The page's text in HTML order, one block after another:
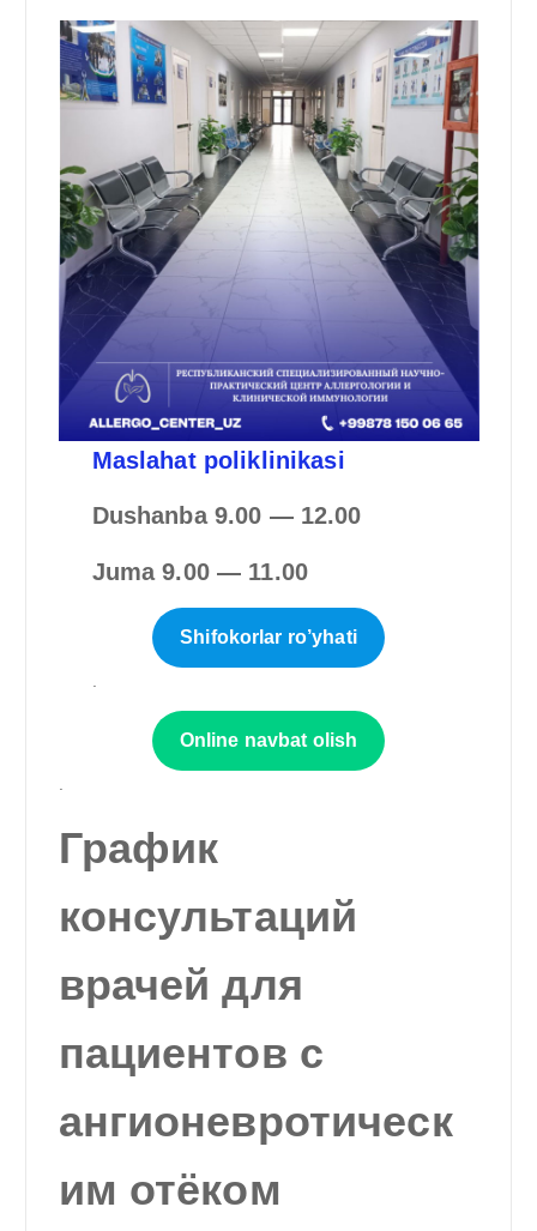
Maslahat poliklinikasi
Dushanba 9.00 — 12.00
Juma 9.00 — 11.00
Shifokorlar ro’yhati
Online navbat olish
График
консультаций
врачей для
пациентов с
ангионевротическ
им отёком